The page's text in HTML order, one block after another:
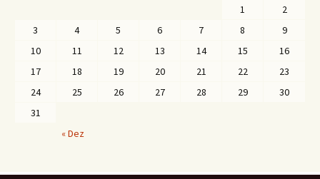
1
2
3
4 5 6 7 8
9
10
11 12 13 14 15
16
17
18 19 20 21 22
23
24
25 26 27 28 29
30
31
« Dez